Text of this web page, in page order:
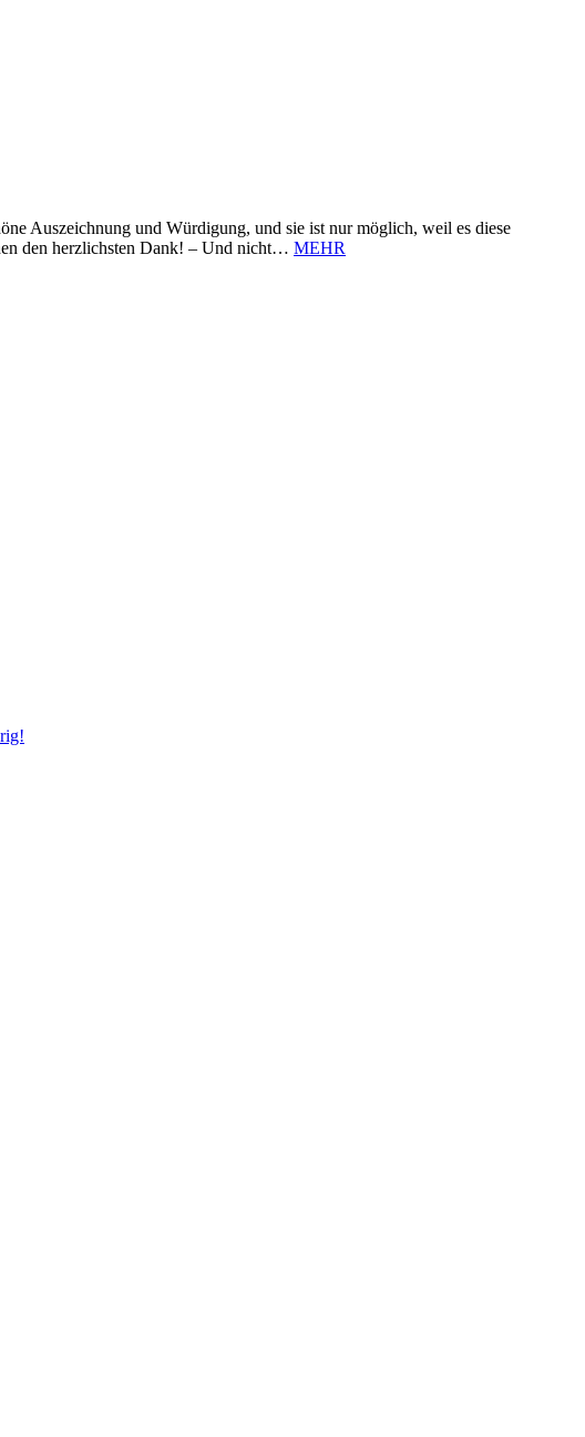
Auszeichnung und Würdigung, und sie ist nur möglich, weil es diese
den herzlichsten Dank! – Und nicht… MEHR